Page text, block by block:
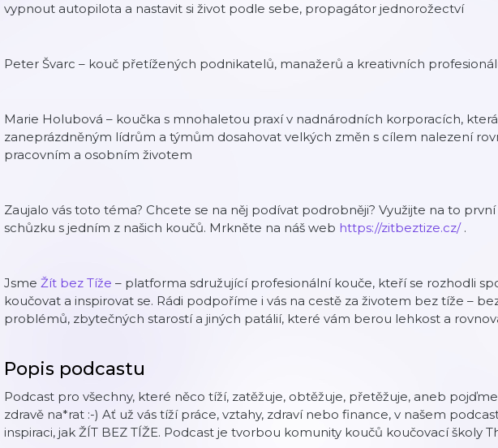
vypnout autopilota a nastavit si život podle sebe, propagátor jednorožectví
Peter Švarc – kouč přetížených podnikatelů, manažerů a kreativních
Marie Holubová – koučka s mnohaletou praxí v nadnárodních korporacích,
zaneprázdněným lídrům a týmům dosahovat velkých změn s cílem nalezení
pracovním a osobním životem
Zaujalo vás toto téma? Chcete se na něj podívat podrobněji? Využijte na to
schůzku s jedním z našich koučů. Mrkněte na náš web https://zitbeztize.cz/.
Jsme Žít bez Tíže – platforma sdružující profesionální kouče, kteří se rozhodli
koučovat a inspirovat se. Rádi podpoříme i vás na cestě za životem bez tíže –
problémů, zbytečných starostí a jiných patálií, které vám berou lehkost a
Popis podcastu
Podcast pro všechny, které něco tíží, zatěžuje, obtěžuje, přetěžuje, aneb
zdravě na*rat :-) Ať už vás tíží práce, vztahy, zdraví nebo finance, v našem
inspiraci, jak ŽÍT BEZ TÍŽE. Podcast je tvorbou komunity koučů koučovací školy